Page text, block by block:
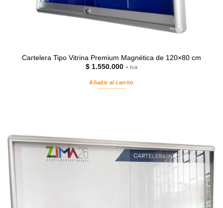
Cartelera Tipo Vitrina Premium Magnética de 120×80 cm
$ 1.550.000 + Iva
Añadir al carrito